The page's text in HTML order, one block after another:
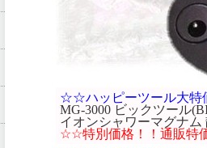
☆☆ハッピーツール大特
MG-3000 ビックツール
イオンシャワーマグナ
☆☆特別価格！！通販